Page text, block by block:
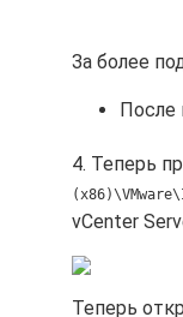
За более
После
4. Теперь
vCenter
Теперь